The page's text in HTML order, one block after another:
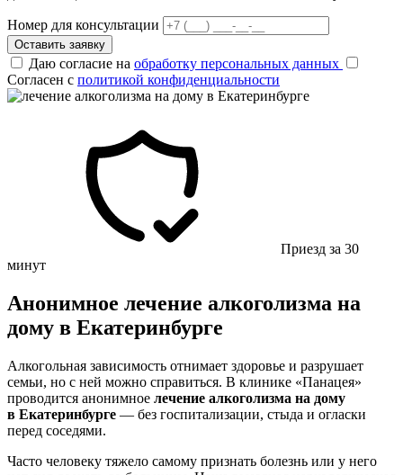
Номер для консультации
Оставить заявку
Даю согласие на обработку персональных данных
Согласен с политикой конфиденциальности
Приезд за 30
минут
Анонимное лечение алкоголизма на
дому в Екатеринбурге
Алкогольная зависимость отнимает здоровье и разрушает
семьи, но с ней можно справиться. В клинике «Панацея»
проводится анонимное лечение алкоголизма на дому
в Екатеринбурге — без госпитализации, стыда и огласки
перед соседями.
Часто человеку тяжело самому признать болезнь или у него